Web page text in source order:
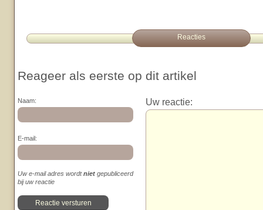
Reacties
Reageer als eerste op dit artikel
Naam:
E-mail:
Uw e-mail adres wordtniet gepubliceerd
bij uw reactie
Uw reactie: